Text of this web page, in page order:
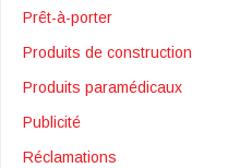
Prêt-à-porter
Produits de construction
Produits paramédicaux
Publicité
Réclamations